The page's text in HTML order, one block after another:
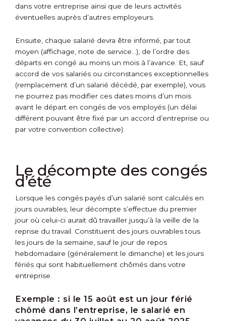
dans votre entreprise ainsi que de leurs activités
éventuelles auprès d’autres employeurs.
Ensuite, chaque salarié devra être informé, par tout
moyen (affichage, note de service…), de l’ordre des
départs en congé au moins un mois à l’avance. Et, sauf
accord de vos salariés ou circonstances exceptionnelles
(remplacement d’un salarié décédé, par exemple), vous
ne pourrez pas modifier ces dates moins d’un mois
avant le départ en congés de vos employés (un délai
différent pouvant être fixé par un accord d’entreprise ou
par votre convention collective).
Le décompte des congés
d’été
Lorsque les congés payés d’un salarié sont calculés en
jours ouvrables, leur décompte s’effectue du premier
jour où celui-ci aurait dû travailler jusqu’à la veille de la
reprise du travail. Constituent des jours ouvrables tous
les jours de la semaine, sauf le jour de repos
hebdomadaire (généralement le dimanche) et les jours
fériés qui sont habituellement chômés dans votre
entreprise.
Exemple : si le 15 août est un jour férié
chômé dans l’entreprise, le salarié en